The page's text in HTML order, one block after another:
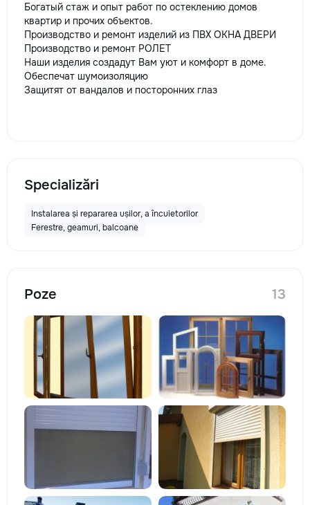
Богатый стаж и опыт работ по остеклению домов
квартир и прочих объектов.
Производство и ремонт изделий из ПВХ ОКНА ДВЕРИ
Производство и ремонт РОЛЕТ
Наши изделия создадут Вам уют и комфорт в доме.
Обеспечат шумоизоляцию
Защитят от вандалов и посторонних глаз
Specializări
Instalarea și repararea ușilor, a încuietorilor
Ferestre, geamuri, balcoane
Poze 13